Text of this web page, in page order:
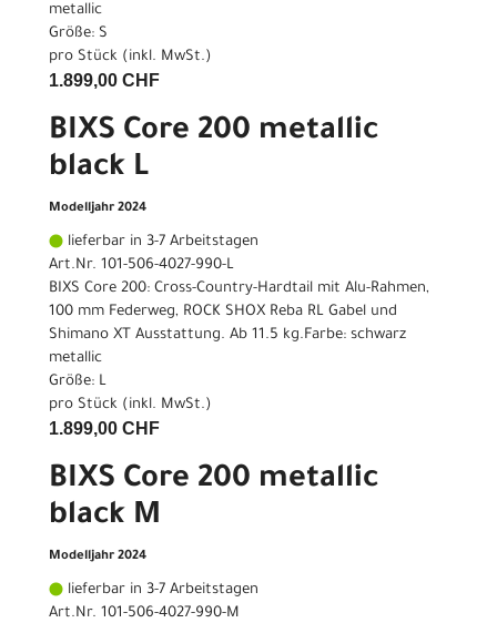
metallic
Größe: S
pro Stück (inkl. MwSt.)
1.899,00 CHF
BIXS Core 200 metallic
black L
Modelljahr 2024
lieferbar in 3-7 Arbeitstagen
Art.Nr. 101-506-4027-990-L
BIXS Core 200: Cross-Country-Hardtail mit Alu-Rahmen,
100 mm Federweg, ROCK SHOX Reba RL Gabel und
Shimano XT Ausstattung. Ab 11.5 kg.Farbe: schwarz
metallic
Größe: L
pro Stück (inkl. MwSt.)
1.899,00 CHF
BIXS Core 200 metallic
black M
Modelljahr 2024
lieferbar in 3-7 Arbeitstagen
Art.Nr. 101-506-4027-990-M